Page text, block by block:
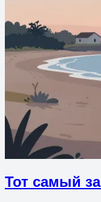
Тот самый